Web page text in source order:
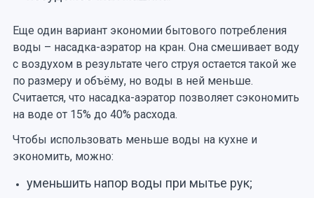
Еще один вариант экономии бытового потребления
воды – насадка-аэратор на кран. Она смешивает воду
с воздухом в результате чего струя остается такой же
по размеру и объёму, но воды в ней меньше.
Считается, что насадка-аэратор позволяет сэкономить
на воде от 15% до 40% расхода.
Чтобы использовать меньше воды на кухне и
экономить, можно:
уменьшить напор воды при мытье рук;